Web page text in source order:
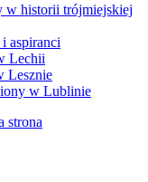
w historii trójmiejskiej
aspiranci
Lechii
Lesznie
w Lublinie
strona